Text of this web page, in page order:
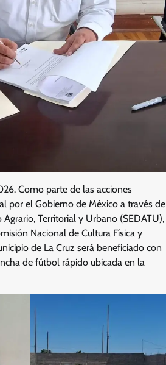
Como parte de las acciones
por el Gobierno de México a través de
Territorial y Urbano (SEDATU),
Nacional de Cultura Física y
de La Cruz será beneficiado con
de fútbol rápido ubicada en la